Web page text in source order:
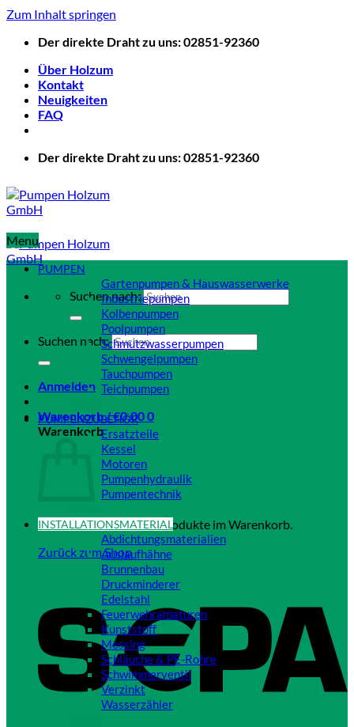
Zum Inhalt springen
Der direkte Draht zu uns: 02851-92360
Über Holzum
Kontakt
Neuigkeiten
FAQ
Der direkte Draht zu uns: 02851-92360
Suchen nach:
Suchen nach:
Anmelden
Warenkorb /€0,000
Warenkorb
Es befinden sich keine Produkte im Warenkorb.
Zurück zum Shop
Menu
PUMPEN
Gartenpumpen & Hauswasserwerke
Industriepumpen
Kolbenpumpen
Poolpumpen
Schmutzwasserpumpen
Schwengelpumpen
Tauchpumpen
Teichpumpen
PUMPENZUBEHÖR
Ersatzteile
Kessel
Motoren
Pumpenhydraulik
Pumpentechnik
INSTALLATIONSMATERIAL
Abdichtungsmaterialien
Auslaufhähne
Brunnenbau
Druckminderer
Edelstahl
Feuerwehramaturen
Kunststoff
Messing
Schläuche & PE-Rohre
Schwimmerventil
Verzinkt
Wasserzähler